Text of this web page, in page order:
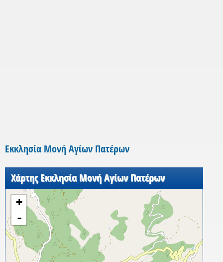
Εκκλησία Μονή Αγίων Πατέρων
Χάρτης Εκκλησία Μονή Αγίων Πατέρων
+
-